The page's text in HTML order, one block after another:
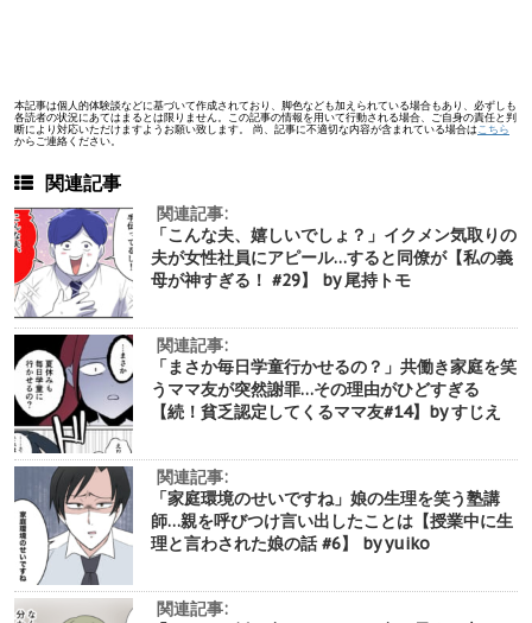
本記事は個人的体験談などに基づいて作成されており、脚色なども加えられている場合もあり、必ずしも
各読者の状況にあてはまるとは限りません。この記事の情報を用いて行動される場合、ご自身の責任と判
断により対応いただけますようお願い致します。 尚、記事に不適切な内容が含まれている場合はこちら
からご連絡ください。
関連記事
関連記事:
「こんな夫、嬉しいでしょ？」イクメン気取りの
夫が女性社員にアピール…すると同僚が【私の義
母が神すぎる！ #29】 by 尾持トモ
関連記事:
「まさか毎日学童行かせるの？」共働き家庭を笑
うママ友が突然謝罪…その理由がひどすぎる
【続！貧乏認定してくるママ友#14】by すじえ
関連記事:
「家庭環境のせいですね」娘の生理を笑う塾講
師…親を呼びつけ言い出したことは【授業中に生
理と言わされた娘の話 #6】 by yuiko
関連記事: